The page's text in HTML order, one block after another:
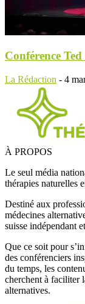
Conférence
La Rédaction - 4
À PROPOS
Le seul média
thérapies naturelles
Destiné aux
médecines
suisse indépendant
Que ce soit pour
des conférenciers
du temps, les
cherchent à faciliter
alternatives.